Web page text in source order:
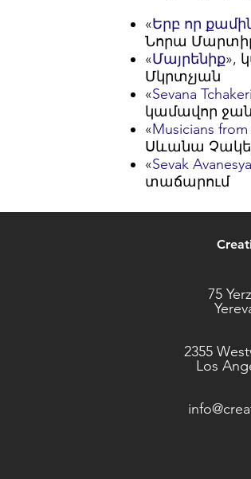
«Երբ որ
Նորա
«Մայրենիք»,
Մկրտչյան
«Sevana
կամավոր
«Musicians
Սևանա
«Sevak
տաճարում
75
2355
Los